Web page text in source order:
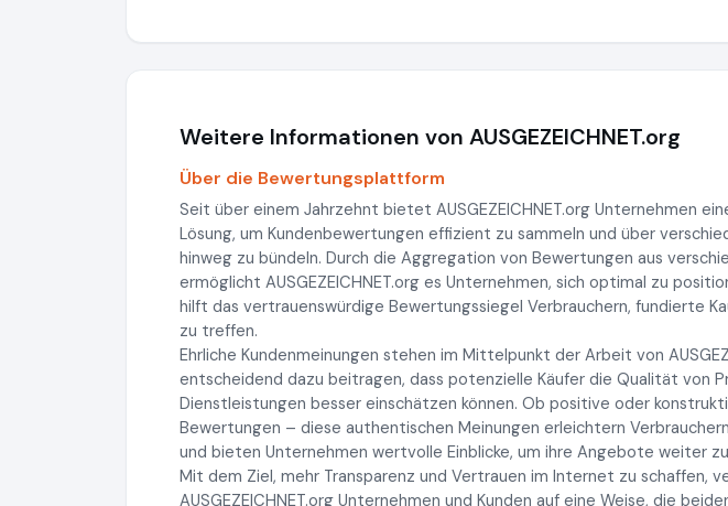
Weitere Informationen von AUSGEZEICHNET.org
Über die Bewertungsplattform
Seit über einem Jahrzehnt bietet AUSGEZEICHNET.org Unternehmen
Lösung, um Kundenbewertungen effizient zu sammeln und über
hinweg zu bündeln. Durch die Aggregation von Bewertungen aus
ermöglicht AUSGEZEICHNET.org es Unternehmen, sich optimal zu
hilft das vertrauenswürdige Bewertungssiegel Verbrauchern, fundierte
zu treffen.
Ehrliche Kundenmeinungen stehen im Mittelpunkt der Arbeit von
entscheidend dazu beitragen, dass potenzielle Käufer die Qualität von
Dienstleistungen besser einschätzen können. Ob positive oder
Bewertungen – diese authentischen Meinungen erleichtern
und bieten Unternehmen wertvolle Einblicke, um ihre Angebote weiter
Mit dem Ziel, mehr Transparenz und Vertrauen im Internet zu schaffen,
AUSGEZEICHNET.org Unternehmen und Kunden auf eine Weise, die